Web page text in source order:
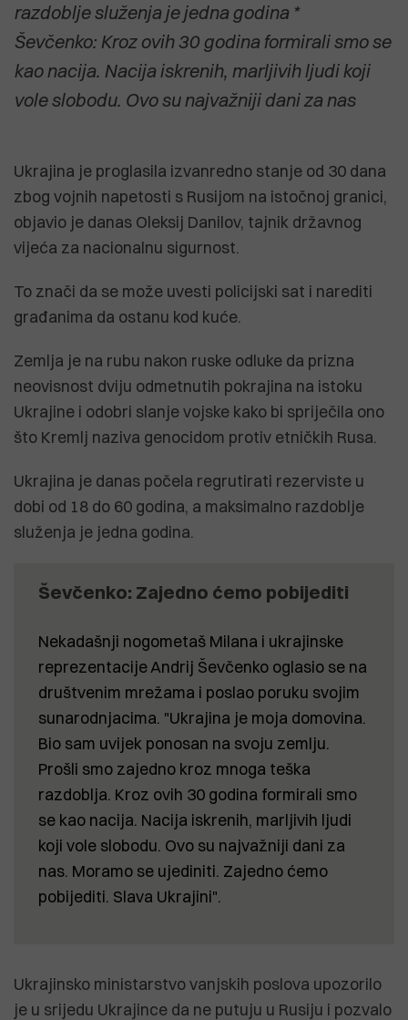
razdoblje služenja je jedna godina *
Ševčenko: Kroz ovih 30 godina formirali smo se
kao nacija. Nacija iskrenih, marljivih ljudi koji
vole slobodu. Ovo su najvažniji dani za nas
Ukrajina je proglasila izvanredno stanje od 30 dana
zbog vojnih napetosti s Rusijom na istočnoj granici,
objavio je danas Oleksij Danilov, tajnik državnog
vijeća za nacionalnu sigurnost.
To znači da se može uvesti policijski sat i narediti
građanima da ostanu kod kuće.
Zemlja je na rubu nakon ruske odluke da prizna
neovisnost dviju odmetnutih pokrajina na istoku
Ukrajine i odobri slanje vojske kako bi spriječila ono
što Kremlj naziva genocidom protiv etničkih Rusa.
Ukrajina je danas počela regrutirati rezerviste u
dobi od 18 do 60 godina, a maksimalno razdoblje
služenja je jedna godina.
Ševčenko: Zajedno ćemo pobijediti
Nekadašnji nogometaš Milana i ukrajinske
reprezentacije Andrij Ševčenko oglasio se na
društvenim mrežama i poslao poruku svojim
sunarodnjacima. "Ukrajina je moja domovina.
Bio sam uvijek ponosan na svoju zemlju.
Prošli smo zajedno kroz mnoga teška
razdoblja. Kroz ovih 30 godina formirali smo
se kao nacija. Nacija iskrenih, marljivih ljudi
koji vole slobodu. Ovo su najvažniji dani za
nas. Moramo se ujediniti. Zajedno ćemo
pobijediti. Slava Ukrajini".
Ukrajinsko ministarstvo vanjskih poslova upozorilo
je u srijedu Ukrajince da ne putuju u Rusiju i pozvalo